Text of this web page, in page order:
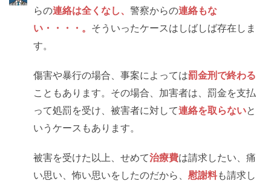
らの連絡は全くなし、 警察からの連絡もな
い・・・・。 そういったケースはしばしば存在しま
す。
傷害や暴行の場合、事案によっては罰金刑で終わる
こともあります。その場合、加害者は、罰金を支払
って処罰を受け、被害者に対して連絡を取らないと
いうケースもあります。
被害を受けた以上、せめて治療費は請求したい、痛
い思い、怖い思いをしたのだから、 慰謝料も請求し